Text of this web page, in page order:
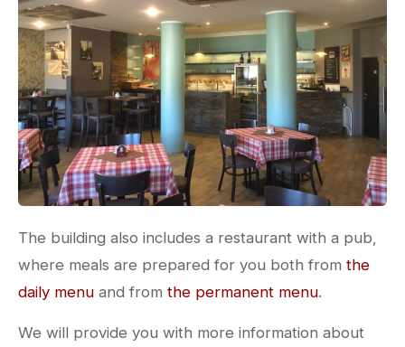
The building also includes a restaurant with a pub,
where meals are prepared for you both from the
daily menu and from the permanent menu.
We will provide you with more information about